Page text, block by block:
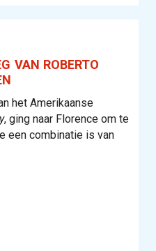
VAN ROBERTO
het Amerikaanse
, ging naar Florence om te
een combinatie is van